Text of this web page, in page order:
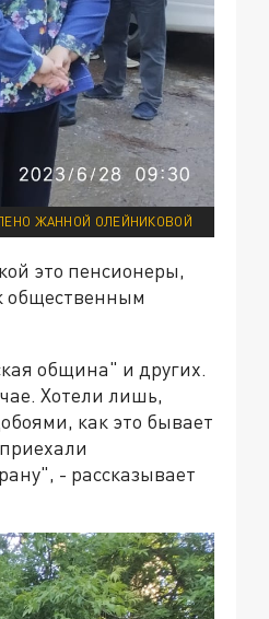
ЖАННОЙ ОЛЕЙНИКОВОЙ
это пенсионеры,
общественным
община" и других.
Хотели лишь,
как это бывает
- рассказывает